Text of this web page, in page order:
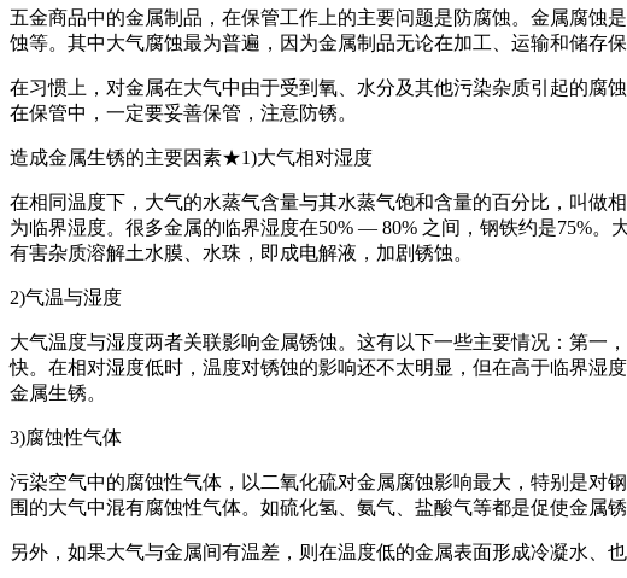
五金商品中的金属制品，在保管工作上的主要问题是防腐蚀。金属腐蚀
蚀等。其中大气腐蚀最为普遍，因为金属制品无论在加工、运输和储存
在习惯上，对金属在大气中由于受到氧、水分及其他污染杂质引起的腐
在保管中，一定要妥善保管，注意防锈。
造成金属生锈的主要因素★1)大气相对湿度
在相同温度下，大气的水蒸气含量与其水蒸气饱和含量的百分比，叫做
为临界湿度。很多金属的临界湿度在50% — 80% 之间，钢铁约是75%
有害杂质溶解土水膜、水珠，即成电解液，加剧锈蚀。
2)气温与湿度
大气温度与湿度两者关联影响金属锈蚀。这有以下一些主要情况：第一
快。在相对湿度低时，温度对锈蚀的影响还不太明显，但在高于临界湿
金属生锈。
3)腐蚀性气体
污染空气中的腐蚀性气体，以二氧化硫对金属腐蚀影响最大，特别是对
围的大气中混有腐蚀性气体。如硫化氢、氨气、盐酸气等都是促使金属锈
另外，如果大气与金属间有温差，则在温度低的金属表面形成冷凝水、也